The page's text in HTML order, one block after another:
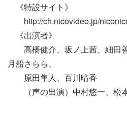
《特設サイト》
http://ch.nicovideo.jp/
《出演者》
高橋健介、坂ノ上茜、細田善
月船さらら、
原田隼人、百川晴香
（声の出演）中村悠一、松